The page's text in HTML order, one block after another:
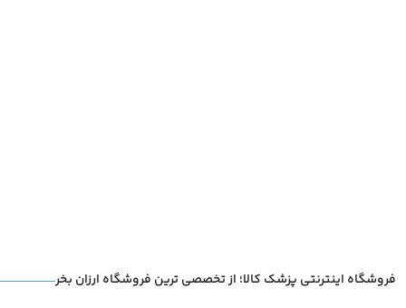
فروشگاه اینترنتی پزشک کالا؛ از تخصصی ترین فروشگاه ارزان بخر